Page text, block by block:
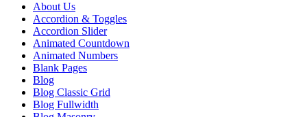
About Us
Accordion & Toggles
Accordion Slider
Animated Countdown
Animated Numbers
Blank Pages
Blog
Blog Classic Grid
Blog Fullwidth